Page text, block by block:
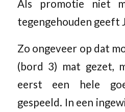
Als promotie niet
tegengehouden geeft
Zo ongeveer op dat
(bord 3) mat gezet,
eerst een hele
gespeeld. In een